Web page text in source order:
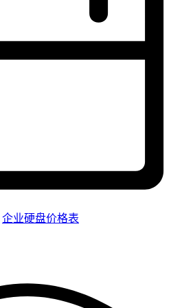
企业硬盘价格表